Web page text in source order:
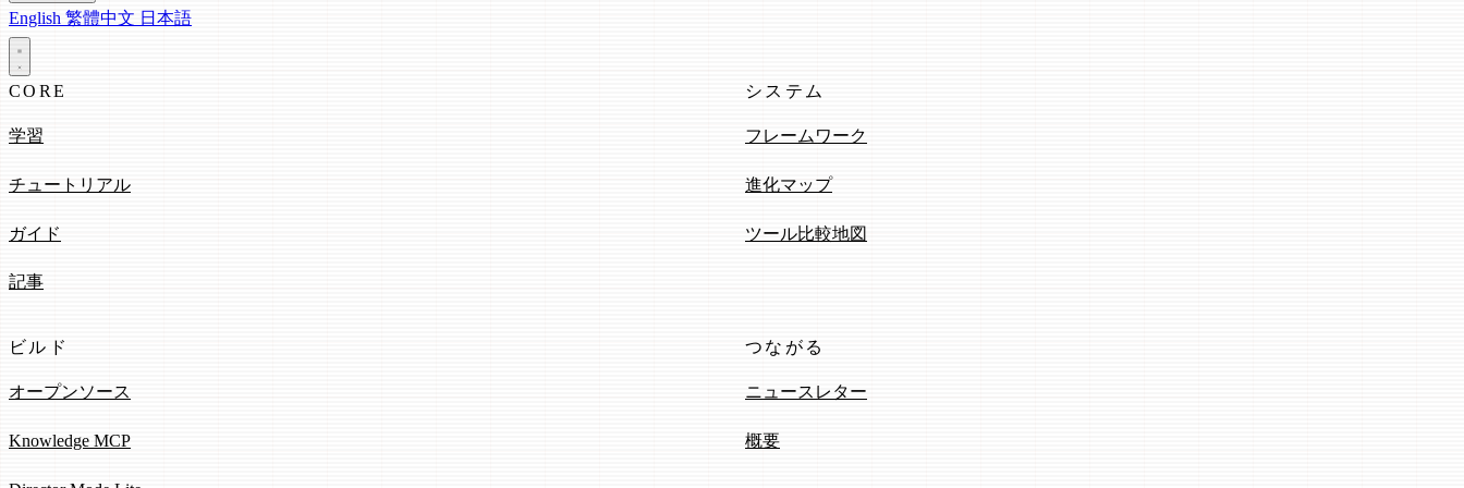
English 繁體中文 日本語
CORE
学習
チュートリアル
ガイド
記事
システム
フレームワーク
進化マップ
ツール比較地図
ビルド
オープンソース
Knowledge MCP
つながる
ニュースレター
概要